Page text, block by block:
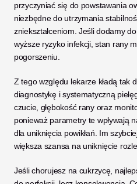
przyczyniać się do powstawania
niezbędne do utrzymania
zniekształceniom. Jeśli dodamy
wyższe ryzyko infekcji, stan rany
pogorszeniu.
Z tego względu lekarze kładą tak
diagnostykę i systematyczną
czucie, głębokość rany oraz
ponieważ parametry te wpływają
dla uniknięcia powikłań. Im
większa szansa na uniknięcie
Jeśli chorujesz na cukrzycę,